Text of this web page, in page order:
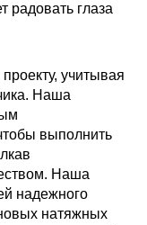
радовать глаза
учитывая
Наша
выполнить
в
Наша
надежного
натяжных